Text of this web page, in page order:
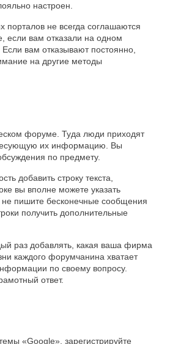
настроен.
порталов не всегда соглашаются
если вам отказали на одном
вам отказывают постоянно,
на другие методы
форуме. Туда люди приходят
их информацию. Вы
по предмету.
добавить строку текста,
вы вполне можете указать
не пишите бесконечные сообщения
получить дополнительные
раз добавлять, какая ваша фирма
каждого форумчанина хватает
по своему вопросу.
ответ.
«Google», зарегистрируйте